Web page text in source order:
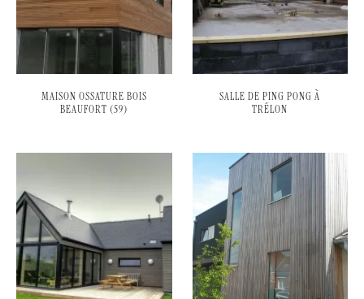
MAISON OSSATURE BOIS
BEAUFORT (59)
SALLE DE PING PONG À
TRÉLON